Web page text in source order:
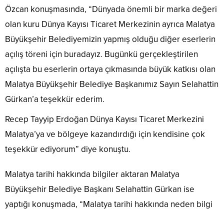
Özcan konuşmasında, “Dünyada önemli bir marka değeri
olan kuru Dünya Kayısı Ticaret Merkezinin ayrıca Malatya
Büyükşehir Belediyemizin yapmış olduğu diğer eserlerin
açılış töreni için buradayız. Bugünkü gerçekleştirilen
açılışta bu eserlerin ortaya çıkmasında büyük katkısı olan
Malatya Büyükşehir Belediye Başkanımız Sayın Selahattin
Gürkan’a teşekkür ederim.
Recep Tayyip Erdoğan Dünya Kayısı Ticaret Merkezini
Malatya’ya ve bölgeye kazandırdığı için kendisine çok
teşekkür ediyorum” diye konuştu.
Malatya tarihi hakkında bilgiler aktaran Malatya
Büyükşehir Belediye Başkanı Selahattin Gürkan ise
yaptığı konuşmada, “Malatya tarihi hakkında neden bilgi